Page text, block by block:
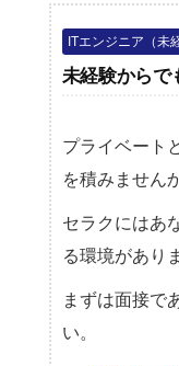
ITエンジニア（未
未経験からで
プライベート
を積みません
セラクにはあ
る環境があり
まずは面接で
い。